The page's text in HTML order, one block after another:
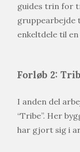
guides trin for
gruppearbejde
enkeltdele til
Forløb 2:
I anden del
“Tribe”. Her
har gjort sig i